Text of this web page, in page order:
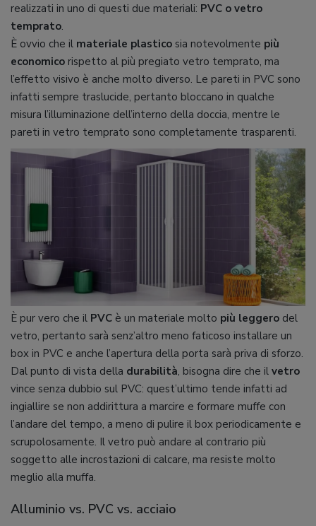
realizzati in uno di questi due materiali: PVC o vetro
temprato.
È ovvio che il materiale plastico sia notevolmente più
economico rispetto al più pregiato vetro temprato, ma
l’effetto visivo è anche molto diverso. Le pareti in PVC sono
infatti sempre traslucide, pertanto bloccano in qualche
misura l’illuminazione dell’interno della doccia, mentre le
pareti in vetro temprato sono completamente trasparenti.
È pur vero che il PVC è un materiale molto più leggero del
vetro, pertanto sarà senz’altro meno faticoso installare un
box in PVC e anche l’apertura della porta sarà priva di sforzo.
Dal punto di vista della durabilità, bisogna dire che il vetro
vince senza dubbio sul PVC: quest’ultimo tende infatti ad
ingiallire se non addirittura a marcire e formare muffe con
l’andare del tempo, a meno di pulire il box periodicamente e
scrupolosamente. Il vetro può andare al contrario più
soggetto alle incrostazioni di calcare, ma resiste molto
meglio alla muffa.
Alluminio vs. PVC vs. acciaio